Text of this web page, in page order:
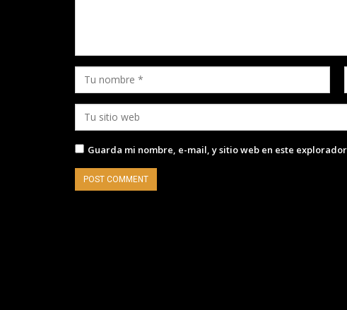
Guarda mi nombre, e-mail, y sitio web en este